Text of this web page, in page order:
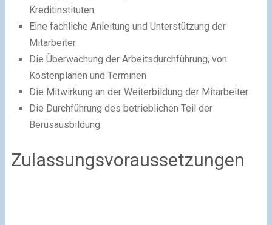
Kreditinstituten
Eine fachliche Anleitung und Unterstützung der
Mitarbeiter
Die Überwachung der Arbeitsdurchführung, von
Kostenplänen und Terminen
Die Mitwirkung an der Weiterbildung der Mitarbeiter
Die Durchführung des betrieblichen Teil der
Berusausbildung
Zulassungsvoraussetzungen